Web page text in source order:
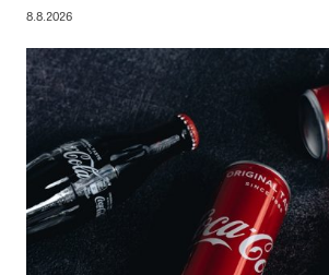
8.8.2026